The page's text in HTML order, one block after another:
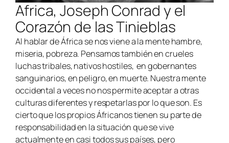
Africa, Joseph Conrad y el
Corazón de las Tinieblas
Al hablar de África se nos viene a la mente hambre,
miseria, pobreza. Pensamos también en crueles
luchas tribales, nativos hostiles, en gobernantes
sanguinarios, en peligro, en muerte. Nuestra mente
occidental a veces no nos permite aceptar a otras
culturas diferentes y respetarlas por lo que son. Es
cierto que los propios Áfricanos tienen su parte de
responsabilidad en la situación que se vive
actualmente en casi todos sus países, pero